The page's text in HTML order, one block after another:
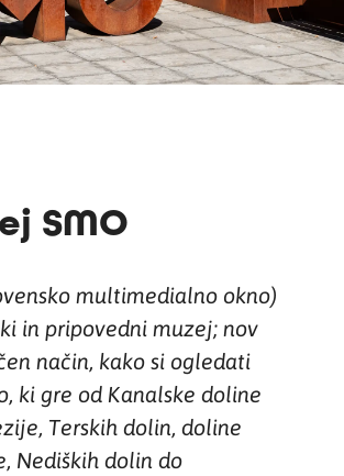
SMO
multimedialno okno)
in pripovedni muzej; nov
način, kako si ogledati
ki gre od Kanalske doline
Terskih dolin, doline
Nediških dolin do